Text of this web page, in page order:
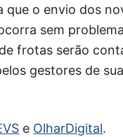
que o envio dos
sem
frotas serão
gestores de
e OlharDigital.